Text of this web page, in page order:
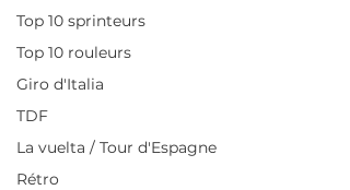
Top 10 sprinteurs
Top 10 rouleurs
Giro d'Italia
TDF
La vuelta / Tour d'Espagne
Rétro